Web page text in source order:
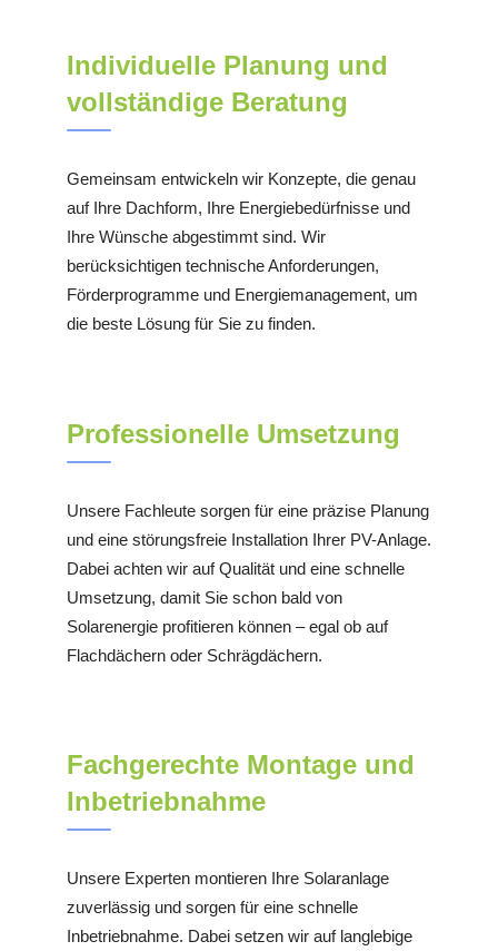
Individuelle Planung und
vollständige Beratung
Gemeinsam entwickeln wir Konzepte, die genau
auf Ihre Dachform, Ihre Energiebedürfnisse und
Ihre Wünsche abgestimmt sind. Wir
berücksichtigen technische Anforderungen,
Förderprogramme und Energiemanagement, um
die beste Lösung für Sie zu finden.
Professionelle Umsetzung
Unsere Fachleute sorgen für eine präzise Planung
und eine störungsfreie Installation Ihrer PV-Anlage.
Dabei achten wir auf Qualität und eine schnelle
Umsetzung, damit Sie schon bald von
Solarenergie profitieren können – egal ob auf
Flachdächern oder Schrägdächern.
Fachgerechte Montage und
Inbetriebnahme
Unsere Experten montieren Ihre Solaranlage
zuverlässig und sorgen für eine schnelle
Inbetriebnahme. Dabei setzen wir auf langlebige